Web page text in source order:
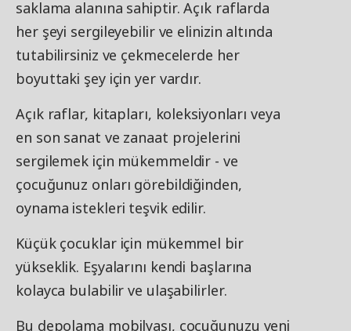
saklama alanına sahiptir. Açık raflarda
her şeyi sergileyebilir ve elinizin altında
tutabilirsiniz ve çekmecelerde her
boyuttaki şey için yer vardır.
Açık raflar, kitapları, koleksiyonları veya
en son sanat ve zanaat projelerini
sergilemek için mükemmeldir - ve
çocuğunuz onları görebildiğinden,
oynama istekleri teşvik edilir.
Küçük çocuklar için mükemmel bir
yükseklik. Eşyalarını kendi başlarına
kolayca bulabilir ve ulaşabilirler.
Bu depolama mobilyası, çocuğunuzu yeni